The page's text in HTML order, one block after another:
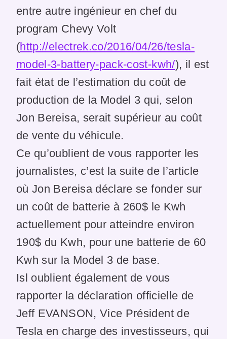
entre autre ingénieur en chef du
program Chevy Volt
(http://electrek.co/2016/04/26/tesla-
model-3-battery-pack-cost-kwh/), il est
fait état de l’estimation du coût de
production de la Model 3 qui, selon
Jon Bereisa, serait supérieur au coût
de vente du véhicule.
Ce qu’oublient de vous rapporter les
journalistes, c’est la suite de l’article
où Jon Bereisa déclare se fonder sur
un coût de batterie à 260$ le Kwh
actuellement pour atteindre environ
190$ du Kwh, pour une batterie de 60
Kwh sur la Model 3 de base.
Isl oublient également de vous
rapporter la déclaration officielle de
Jeff EVANSON, Vice Président de
Tesla en charge des investisseurs, qui